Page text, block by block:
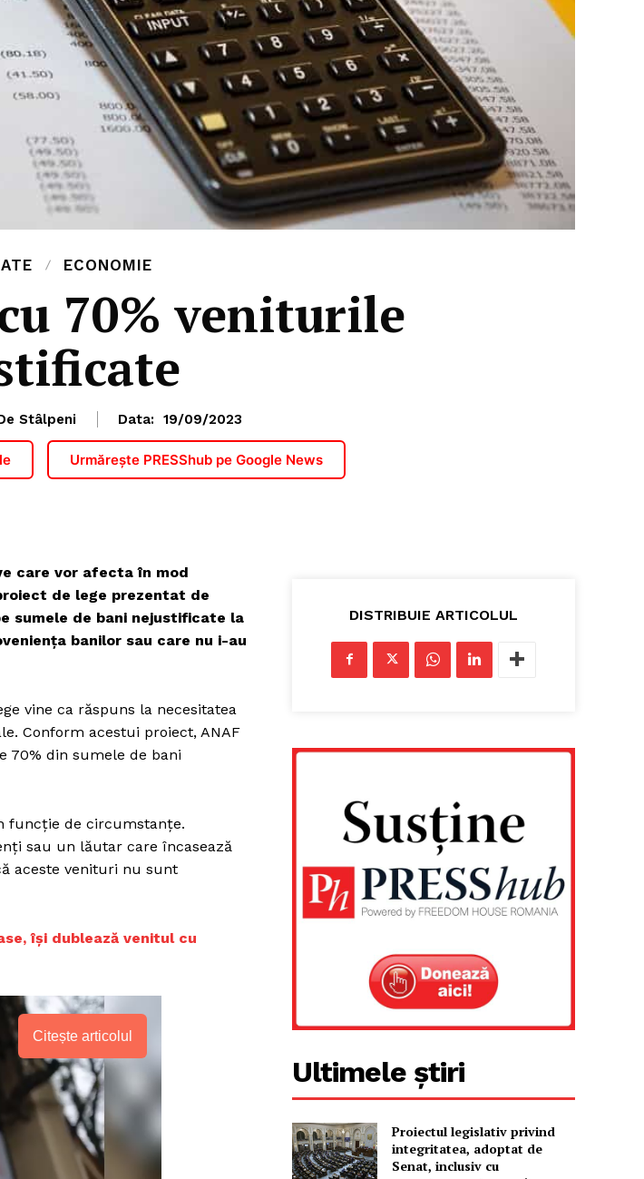
ECONOMIE
70% veniturile
Stâlpeni Data: 19/09/2023
Urmărește PRESShub pe Google News
care vor afecta în mod
de lege prezentat de
sumele de bani nejustificate la
banilor sau care nu i-au
vine ca răspuns la necesitatea
Conform acestui proiect, ANAF
70% din sumele de bani
funcție de circumstanțe.
sau un lăutar care încasează
aceste venituri nu sunt
îşi dublează venitul cu
Citește articolul
DISTRIBUIE ARTICOLUL
Ultimele știri
Proiectul legislativ privind
integritatea, adoptat de
Senat, inclusiv cu